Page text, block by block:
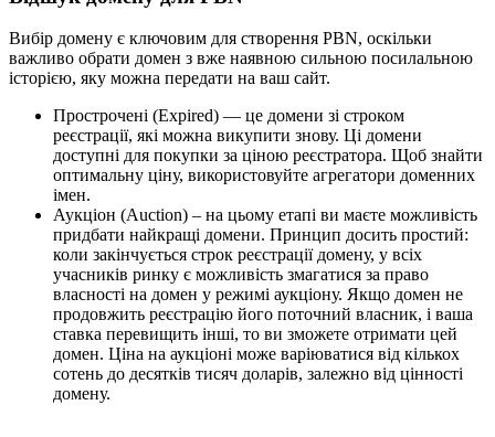
Вибір домену є ключовим для створення PBN, оскільки
важливо обрати домен з вже наявною сильною посилальною
історією, яку можна передати на ваш сайт.
Прострочені (Expired) — це домени зі строком
реєстрації, які можна викупити знову. Ці домени
доступні для покупки за ціною реєстратора. Щоб знайти
оптимальну ціну, використовуйте агрегатори доменних
імен.
Аукціон (Auction) – на цьому етапі ви маєте можливість
придбати найкращі домени. Принцип досить простий:
коли закінчується строк реєстрації домену, у всіх
учасників ринку є можливість змагатися за право
власності на домен у режимі аукціону. Якщо домен не
продовжить реєстрацію його поточний власник, і ваша
ставка перевищить інші, то ви зможете отримати цей
домен. Ціна на аукціоні може варіюватися від кількох
сотень до десятків тисяч доларів, залежно від цінності
домену.